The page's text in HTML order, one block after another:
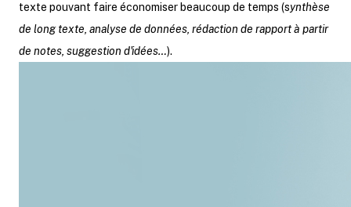
texte pouvant faire économiser beaucoup de temps (synthèse
de long texte, analyse de données, rédaction de rapport à partir
de notes, suggestion d'idées…).